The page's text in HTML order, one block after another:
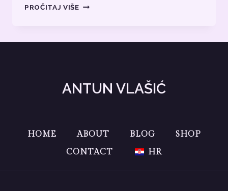
PROČITAJ VIŠEBLOG
ANTUN VLAŠIĆ
HOME ABOUT BLOG
SHOP
CONTACT
HR